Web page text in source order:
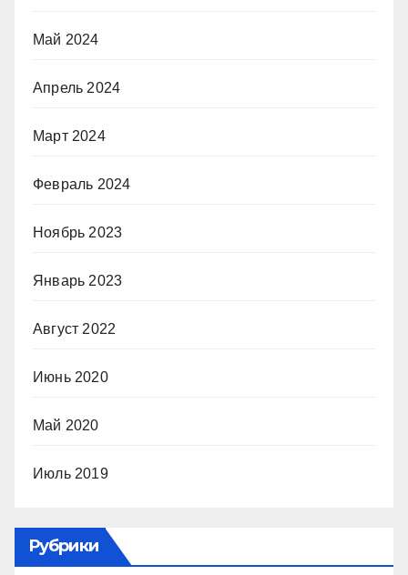
Май 2024
Апрель 2024
Март 2024
Февраль 2024
Ноябрь 2023
Январь 2023
Август 2022
Июнь 2020
Май 2020
Июль 2019
Рубрики